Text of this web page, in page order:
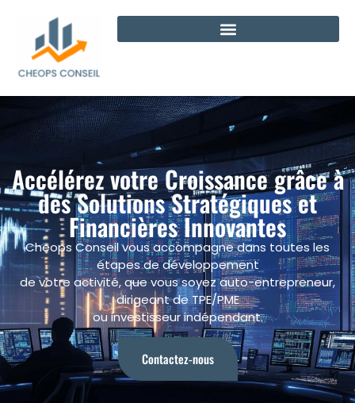
Accélérez votre Croissance grâce à
des Solutions Stratégiques et
Financières Innovantes
Cheops Conseil vous accompagne dans toutes les
étapes de développement
de votre activité, que vous soyez auto-entrepreneur,
dirigeant de TPE/PME
ou investisseur indépendant.
Contactez-nous